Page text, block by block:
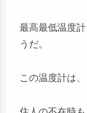
最高最低温度
うだ。
この温度計は、